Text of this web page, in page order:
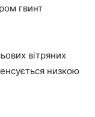
гвинт
вітряних
низкою